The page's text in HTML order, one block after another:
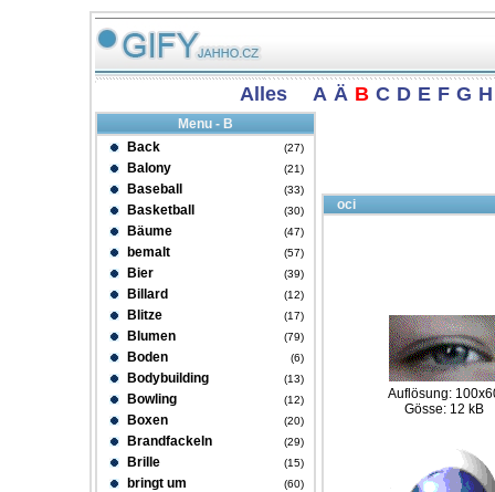
Alles A Ä B C D E F G H
Menu - B
Back
(27)
Balony (21)
Baseball (33)
Basketball (30)
Bäume (47)
bemalt (57)
Bier (39)
Billard (12)
Blitze (17)
Blumen (79)
Boden (6)
Bodybuilding (13)
Bowling (12)
Boxen (20)
Brandfackeln (29)
Brille (15)
bringt um (60)
oci
Auflösung:
Gösse: 12 kB